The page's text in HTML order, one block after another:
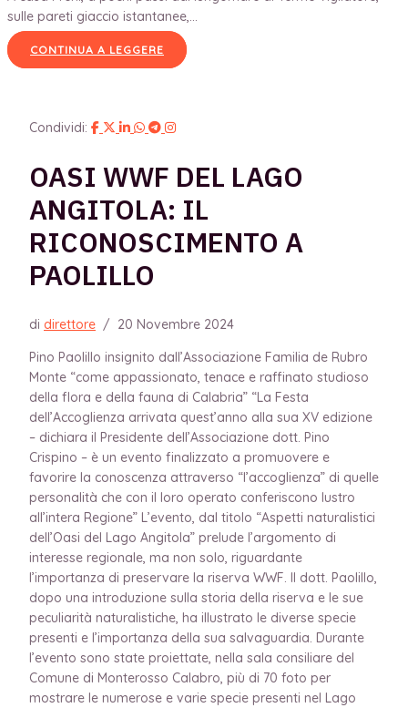
sulle pareti giaccio istantanee,...
CONTINUA A LEGGERE
Condividi:
OASI WWF DEL LAGO
ANGITOLA: IL
RICONOSCIMENTO A
PAOLILLO
di direttore / 20 Novembre 2024
Pino Paolillo insignito dall’Associazione Familia de Rubro
Monte “come appassionato, tenace e raffinato studioso
della flora e della fauna di Calabria” “La Festa
dell’Accoglienza arrivata quest’anno alla sua XV edizione
– dichiara il Presidente dell’Associazione dott. Pino
Crispino – è un evento finalizzato a promuovere e
favorire la conoscenza attraverso “l’accoglienza” di quelle
personalità che con il loro operato conferiscono lustro
all’intera Regione” L’evento, dal titolo “Aspetti naturalistici
dell’Oasi del Lago Angitola” prelude l’argomento di
interesse regionale, ma non solo, riguardante
l’importanza di preservare la riserva WWF. Il dott. Paolillo,
dopo una introduzione sulla storia della riserva e le sue
peculiarità naturalistiche, ha illustrato le diverse specie
presenti e l’importanza della sua salvaguardia. Durante
l’evento sono state proiettate, nella sala consiliare del
Comune di Monterosso Calabro, più di 70 foto per
mostrare le numerose e varie specie presenti nel Lago